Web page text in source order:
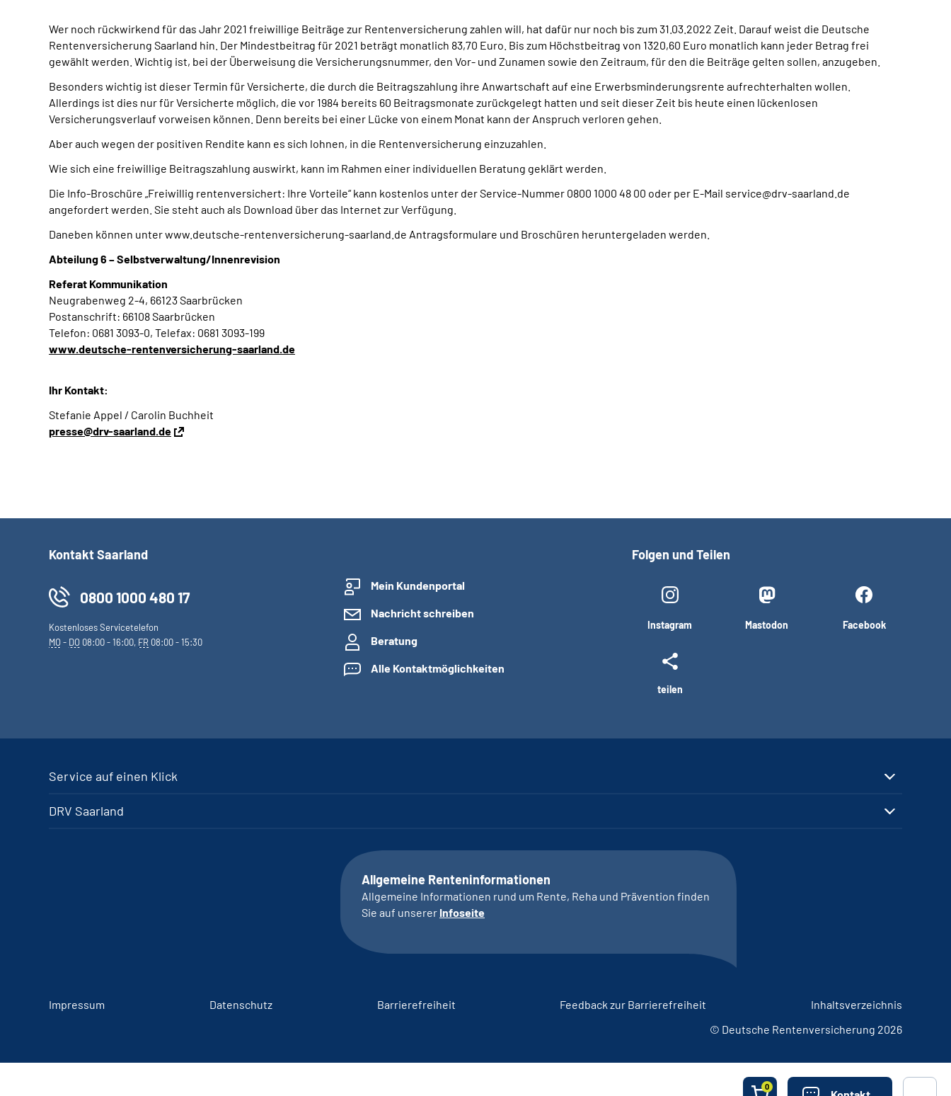
Wer noch rückwirkend für das Jahr 2021 freiwillige Beiträge zur Rentenversicherung zahlen will, hat dafür nur noch bis zum 31.03.2022 Zeit. Darauf weist die Deutsche
Rentenversicherung Saarland hin. Der Mindestbeitrag für 2021 beträgt monatlich 83,70 Euro. Bis zum Höchstbeitrag von 1320,60 Euro monatlich kann jeder Betrag frei
gewählt werden. Wichtig ist, bei der Überweisung die Versicherungsnummer, den Vor- und Zunamen sowie den Zeitraum, für den die Beiträge gelten sollen, anzugeben.
Besonders wichtig ist dieser Termin für Versicherte, die durch die Beitragszahlung ihre Anwartschaft auf eine Erwerbsminderungsrente aufrechterhalten wollen.
Allerdings ist dies nur für Versicherte möglich, die vor 1984 bereits 60 Beitragsmonate zurückgelegt hatten und seit dieser Zeit bis heute einen lückenlosen
Versicherungsverlauf vorweisen können. Denn bereits bei einer Lücke von einem Monat kann der Anspruch verloren gehen.
Aber auch wegen der positiven Rendite kann es sich lohnen, in die Rentenversicherung einzuzahlen.
Wie sich eine freiwillige Beitragszahlung auswirkt, kann im Rahmen einer individuellen Beratung geklärt werden.
Die Info-Broschüre „Freiwillig rentenversichert: Ihre Vorteile“ kann kostenlos unter der Service-Nummer 0800 1000 48 00 oder per E-Mail service@drv-saarland.de
angefordert werden. Sie steht auch als Download über das Internet zur Verfügung.
Daneben können unter www.deutsche-rentenversicherung-saarland.de Antragsformulare und Broschüren heruntergeladen werden.
Abteilung 6 – Selbstverwaltung/Innenrevision
Referat Kommunikation
Neugrabenweg 2-4, 66123 Saarbrücken
Postanschrift: 66108 Saarbrücken
Telefon: 0681 3093-0, Telefax: 0681 3093-199
www.deutsche-rentenversicherung-saarland.de
Ihr Kontakt:
Stefanie Appel / Carolin Buchheit
presse@drv-saarland.de
0
Kontakt Saarland
0800 1000 480 17
Kostenloses Servicetelefon
MO- DO 08:00 - 16:00, FR 08:00 - 15:30
Mein Kundenportal
Nachricht schreiben
Beratung
Alle Kontaktmöglichkeiten
Folgen und Teilen
Instagram Mastodon Facebook
teilen
Service auf einen Klick
DRV Saarland
Allgemeine Renteninformationen
Allgemeine Informationen rund um Rente, Reha und Prävention finden
Sie auf unserer Infoseite
Impressum Datenschutz Barrierefreiheit Feedback zur Barrierefreiheit
Inhaltsverzeichnis
© Deutsche Rentenversicherung 2026